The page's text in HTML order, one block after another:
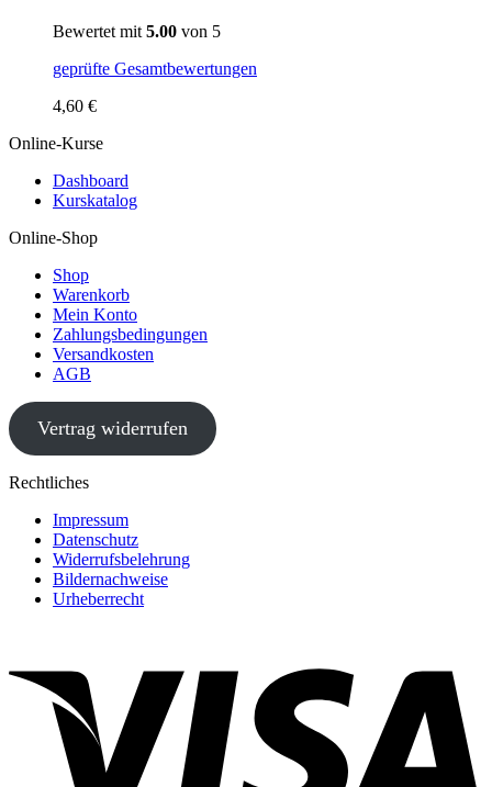
Bewertet mit 5.00 von 5
geprüfte Gesamtbewertungen
4,60 €
Online-Kurse
Dashboard
Kurskatalog
Online-Shop
Shop
Warenkorb
Mein Konto
Zahlungsbedingungen
Versandkosten
AGB
Vertrag widerrufen
Rechtliches
Impressum
Datenschutz
Widerrufsbelehrung
Bildernachweise
Urheberrecht